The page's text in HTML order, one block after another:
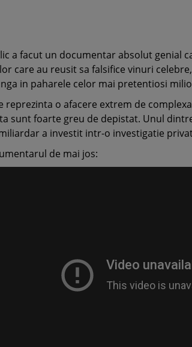
a facut un documentar absolut genial
care au reusit sa falsifice vinuri
in paharele celor mai pretentiosi
reprezinta o afacere extrem de
sunt foarte greu de depistat. Unul
a investit intr-o investigatie
de mai jos: